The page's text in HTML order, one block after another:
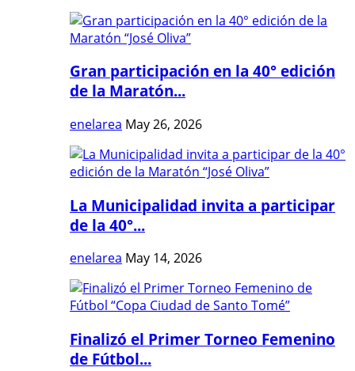
Gran participación en la 40° edición
de la Maratón...
enelarea May 26, 2026
La Municipalidad invita a participar
de la 40°...
enelarea May 14, 2026
Finalizó el Primer Torneo Femenino
de Fútbol...